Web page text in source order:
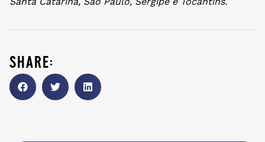
share: